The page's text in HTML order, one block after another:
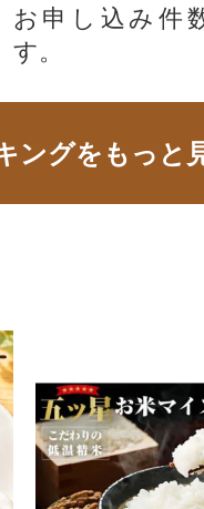
お申し込み件
す。
ングをもっと